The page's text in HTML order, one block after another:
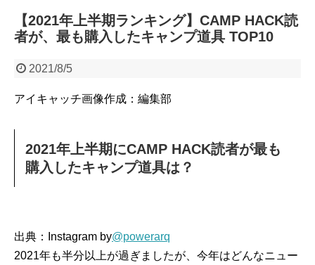
【2021年上半期ランキング】CAMP HACK読
者が、最も購入したキャンプ道具 TOP10
2021/8/5
アイキャッチ画像作成：編集部
2021年上半期にCAMP HACK読者が最も
購入したキャンプ道具は？
出典：Instagram by@powerarq
2021年も半分以上が過ぎましたが、今年はどんなニュー